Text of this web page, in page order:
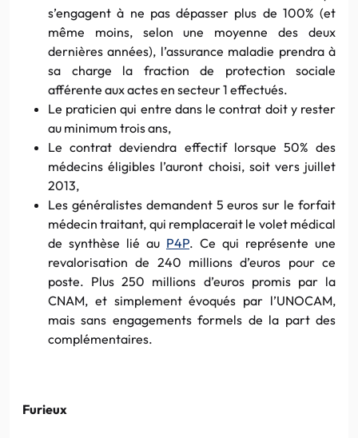
s’engagent à ne pas dépasser plus de 100% (et
même moins, selon une moyenne des deux
dernières années), l’assurance maladie prendra à
sa charge la fraction de protection sociale
afférente aux actes en secteur 1 effectués.
Le praticien qui entre dans le contrat doit y rester
au minimum trois ans,
Le contrat deviendra effectif lorsque 50% des
médecins éligibles l’auront choisi, soit vers juillet
2013,
Les généralistes demandent 5 euros sur le forfait
médecin traitant, qui remplacerait le volet médical
de synthèse lié au P4P. Ce qui représente une
revalorisation de 240 millions d’euros pour ce
poste. Plus 250 millions d’euros promis par la
CNAM, et simplement évoqués par l’UNOCAM,
mais sans engagements formels de la part des
complémentaires.
Furieux